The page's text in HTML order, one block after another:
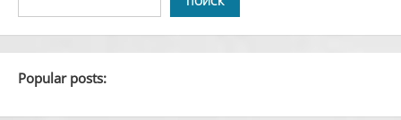
Popular posts: